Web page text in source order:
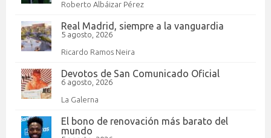
Roberto Albáizar Pérez
Real Madrid, siempre a la vanguardia
5 agosto, 2026
Ricardo Ramos Neira
Devotos de San Comunicado Oficial
6 agosto, 2026
La Galerna
El bono de renovación más barato del
mundo